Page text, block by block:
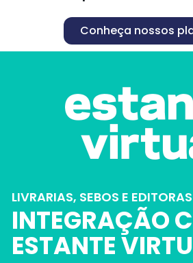
Conheça nossos
LIVRARIAS, SEBOS E EDITORAS
INTEGRAÇÃO
ESTANTE